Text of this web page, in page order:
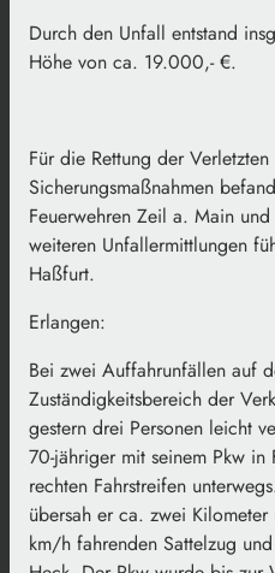
Durch den Unfall entstand
Höhe von ca. 19.000,- €.
Für die Rettung der
Sicherungsmaßnahmen
Feuerwehren Zeil a. Main
weiteren Unfallermittlungen
Haßfurt.
Erlangen:
Bei zwei Auffahrunfällen auf
Zuständigkeitsbereich der
gestern drei Personen leicht
70-jähriger mit seinem Pkw in
rechten Fahrstreifen
übersah er ca. zwei
km/h fahrenden Sattelzug